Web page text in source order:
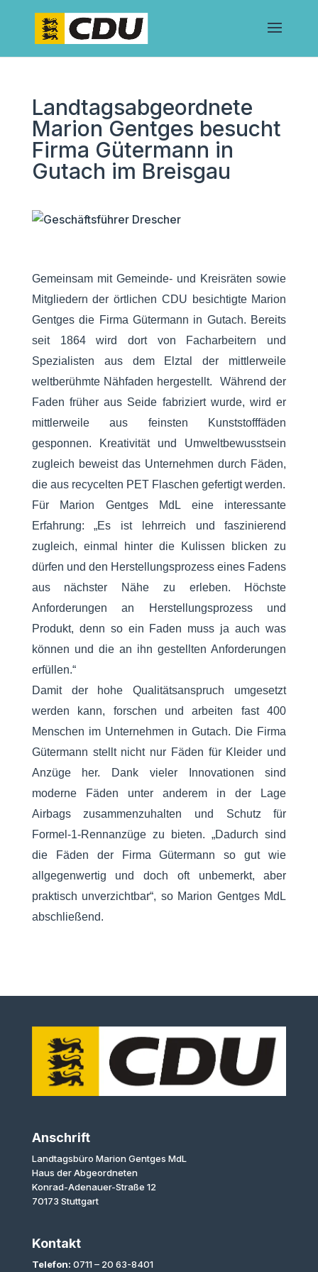
Landtagsabgeordnete
Marion Gentges besucht
Firma Gütermann in
Gutach im Breisgau
Gemeinsam mit Gemeinde- und Kreisräten sowie
Mitgliedern der örtlichen CDU besichtigte Marion
Gentges die Firma Gütermann in Gutach. Bereits
seit 1864 wird dort von Facharbeitern und
Spezialisten aus dem Elztal der mittlerweile
weltberühmte Nähfaden hergestellt. Während der
Faden früher aus Seide fabriziert wurde, wird er
mittlerweile aus feinsten Kunststofffäden
gesponnen. Kreativität und Umweltbewusstsein
zugleich beweist das Unternehmen durch Fäden,
die aus recycelten PET Flaschen gefertigt werden.
Für Marion Gentges MdL eine interessante
Erfahrung: „Es ist lehrreich und faszinierend
zugleich, einmal hinter die Kulissen blicken zu
dürfen und den Herstellungsprozess eines Fadens
aus nächster Nähe zu erleben. Höchste
Anforderungen an Herstellungsprozess und
Produkt, denn so ein Faden muss ja auch was
können und die an ihn gestellten Anforderungen
erfüllen.“
Damit der hohe Qualitätsanspruch umgesetzt
werden kann, forschen und arbeiten fast 400
Menschen im Unternehmen in Gutach. Die Firma
Gütermann stellt nicht nur Fäden für Kleider und
Anzüge her. Dank vieler Innovationen sind
moderne Fäden unter anderem in der Lage
Airbags zusammenzuhalten und Schutz für
Formel-1-Rennanzüge zu bieten. „Dadurch sind
die Fäden der Firma Gütermann so gut wie
allgegenwertig und doch oft unbemerkt, aber
praktisch unverzichtbar“, so Marion Gentges MdL
abschließend.
Anschrift
Landtagsbüro Marion Gentges MdL
Haus der Abgeordneten
Konrad-Adenauer-Straße 12
70173 Stuttgart
Kontakt
Telefon: 0711 – 20 63-8401